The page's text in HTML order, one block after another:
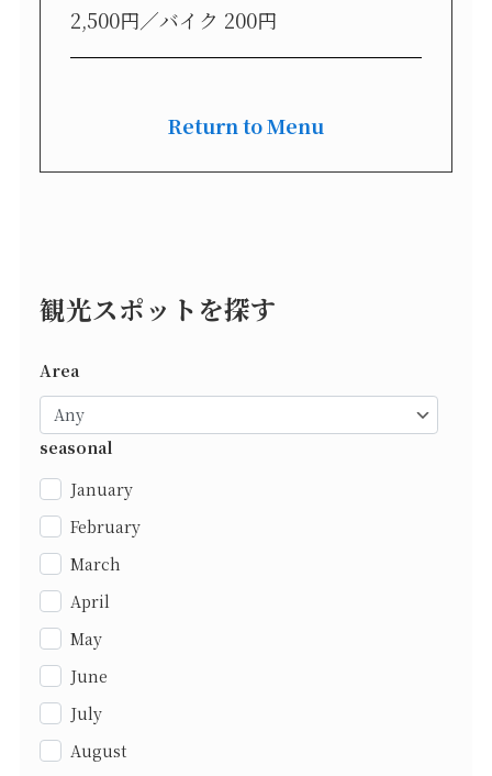
2,500円／バイク 200円
Return to Menu
観光スポットを探す
Area
seasonal
January
February
March
April
May
June
July
August